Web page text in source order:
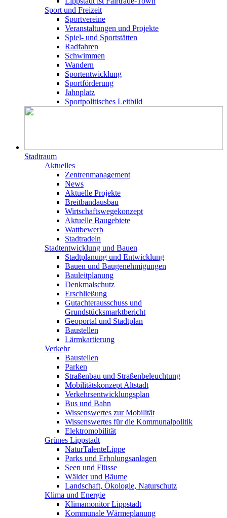
Sport und Freizeit
Sportvereine
Veranstaltungen und Projekte
Spiel- und Sportstätten
Radfahren
Schwimmen
Wandern
Sportentwicklung
Sportförderung
Jahnplatz
Sportpolitisches Leitbild
Stadtraum
Aktuelles
Zentrenmanagement
News
Aktuelle Projekte
Breitbandausbau
Wirtschaftswegekonzept
Aktuelle Baugebiete
Wattbewerb
Stadtradeln
Stadtentwicklung und Bauen
Stadtplanung und Entwicklung
Bauen und Baugenehmigungen
Bauleitplanung
Denkmalschutz
Erschließung
Gutachterausschuss und
Grundstücksmarktbericht
Geoportal und Stadtplan
Baustellen
Lärmkartierung
Verkehr
Baustellen
Parken
Straßenbau und Straßenbeleuchtung
Mobilitätskonzept Altstadt
Verkehrsentwicklungsplan
Bus und Bahn
Wissenswertes zur Mobilität
Wissenswertes für die Kommunalpolitik
Elektromobilität
Grünes Lippstadt
NaturTalenteLippe
Parks und Erholungsanlagen
Seen und Flüsse
Wälder und Bäume
Landschaft, Ökologie, Naturschutz
Klima und Energie
Klimamonitor Lippstadt
Kommunale Wärmeplanung